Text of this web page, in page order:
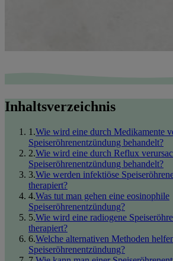
Inhaltsverzeichnis
1 .Wie wird eine durch Medikamente
Speiseröhrenentzündung behandelt?
2.Wie wird eine durch Reflux
Speiseröhrenentzündung behandelt?
3.Wie werden infektiöse
therapiert?
4.Was tut man gehen eine eosinophile
Speiseröhrenentzündung?
5.Wie wird eine radiogene
therapiert?
6.Welche alternativen Methoden
Speiseröhrenentzündung?